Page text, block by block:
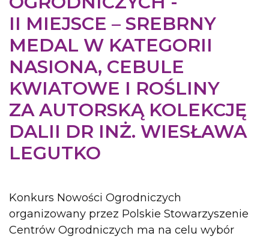
II MIEJSCE – SREBRNY
MEDAL W KATEGORII
NASIONA, CEBULE
KWIATOWE I ROŚLINY
ZA AUTORSKĄ KOLEKCJĘ
DALII DR INŻ. WIESŁAWA
LEGUTKO
Konkurs Nowości Ogrodniczych
organizowany przez Polskie Stowarzyszenie
Centrów Ogrodniczych ma na celu wybór